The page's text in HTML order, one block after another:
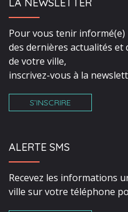
Pour vous tenir informé(e)
des dernières actualités et
de votre ville,
inscrivez-vous à la
S’INSCRIRE
ALERTE SMS
Recevez les informations
ville sur votre téléphone